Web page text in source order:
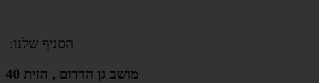
הסניף שלנו:
מושב גן הדרום , הזית 40